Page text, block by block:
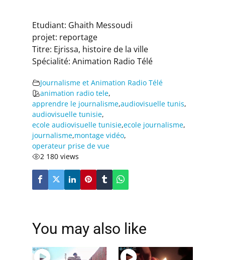
Etudiant: Ghaith Messoudi
projet: reportage
Titre: Ejrissa, histoire de la ville
Spécialité: Animation Radio Télé
Journalisme et Animation Radio Télé
animation radio tele,
apprendre le journalisme,audiovisuelle tunis,
audiovisuelle tunisie,
ecole audiovisuelle tunisie,ecole journalisme,
journalisme,montage vidéo,
operateur prise de vue
2 180 views
You may also like